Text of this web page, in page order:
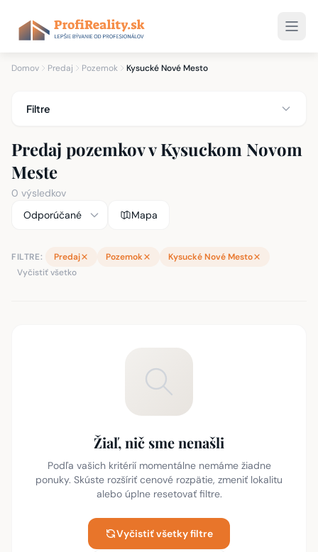
Domov Predaj Pozemok Kysucké Nové Mesto
Filtre
Predaj pozemkov v Kysuckom Novom
Meste
0 výsledkov
Mapa
FILTRE: Predaj Pozemok
Kysucké Nové Mesto
Vyčistiť všetko
Žiaľ, nič sme nenašli
Podľa vašich kritérií momentálne nemáme žiadne
ponuky. Skúste rozšíriť cenové rozpätie, zmeniť lokalitu
alebo úplne resetovať filtre.
Vyčistiť všetky filtre